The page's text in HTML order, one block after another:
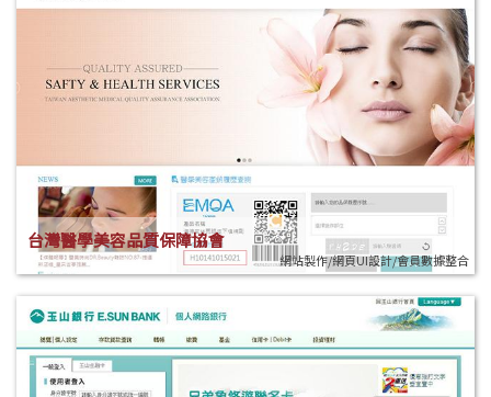
台灣醫學美容品質保障協會
網站製作/網頁UI設計/會員數據整合